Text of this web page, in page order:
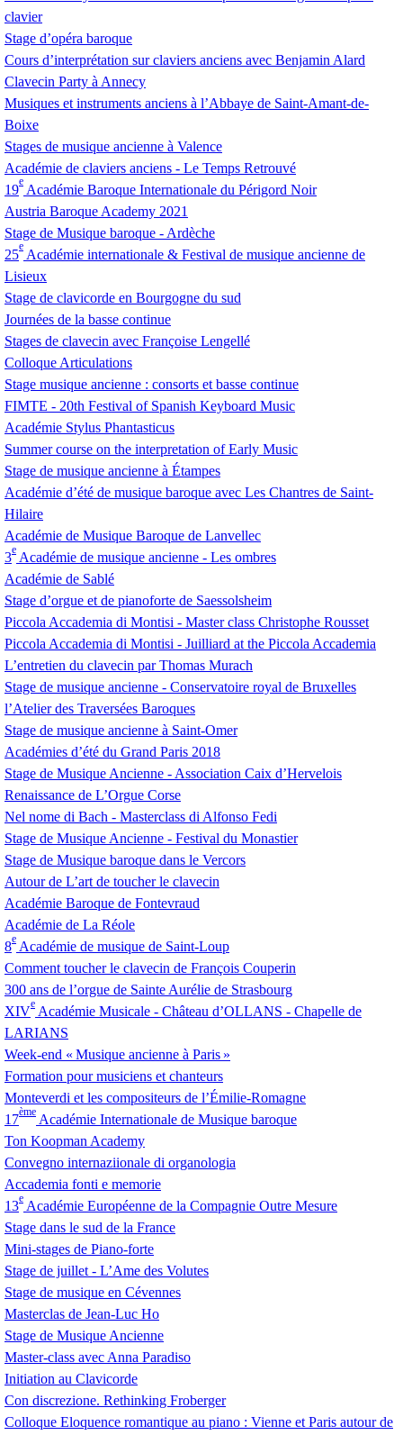
clavier
Stage d’opéra baroque
Cours d’interprétation sur claviers anciens avec Benjamin Alard
Clavecin Party à Annecy
Musiques et instruments anciens à l’Abbaye de Saint-Amant-de-
Boixe
Stages de musique ancienne à Valence
Académie de claviers anciens - Le Temps Retrouvé
19
e
Académie Baroque Internationale du Périgord Noir
Austria Baroque Academy 2021
Stage de Musique baroque - Ardèche
25
e
Académie internationale & Festival de musique ancienne de
Lisieux
Stage de clavicorde en Bourgogne du sud
Journées de la basse continue
Stages de clavecin avec Françoise Lengellé
Colloque Articulations
Stage musique ancienne : consorts et basse continue
FIMTE - 20th Festival of Spanish Keyboard Music
Académie Stylus Phantasticus
Summer course on the interpretation of Early Music
Stage de musique ancienne à Étampes
Académie d’été de musique baroque avec Les Chantres de Saint-
Hilaire
Académie de Musique Baroque de Lanvellec
3
e
Académie de musique ancienne - Les ombres
Académie de Sablé
Stage d’orgue et de pianoforte de Saessolsheim
Piccola Accademia di Montisi - Master class Christophe Rousset
Piccola Accademia di Montisi - Juilliard at the Piccola Accademia
L’entretien du clavecin par Thomas Murach
Stage de musique ancienne - Conservatoire royal de Bruxelles
l’Atelier des Traversées Baroques
Stage de musique ancienne à Saint-Omer
Académies d’été du Grand Paris 2018
Stage de Musique Ancienne - Association Caix d’Hervelois
Renaissance de L’Orgue Corse
Nel nome di Bach - Masterclass di Alfonso Fedi
Stage de Musique Ancienne - Festival du Monastier
Stage de Musique baroque dans le Vercors
Autour de L’art de toucher le clavecin
Académie Baroque de Fontevraud
Académie de La Réole
8
e
Académie de musique de Saint-Loup
Comment toucher le clavecin de François Couperin
300 ans de l’orgue de Sainte Aurélie de Strasbourg
XIV
e
Académie Musicale - Château d’OLLANS - Chapelle de
LARIANS
Week-end « Musique ancienne à Paris »
Formation pour musiciens et chanteurs
Monteverdi et les compositeurs de l’Émilie-Romagne
17
ème
Académie Internationale de Musique baroque
Ton Koopman Academy
Convegno internaziionale di organologia
Accademia fonti e memorie
13
e
Académie Européenne de la Compagnie Outre Mesure
Stage dans le sud de la France
Mini-stages de Piano-forte
Stage de juillet - L’Ame des Volutes
Stage de musique en Cévennes
Masterclas de Jean-Luc Ho
Stage de Musique Ancienne
Master-class avec Anna Paradiso
Initiation au Clavicorde
Con discrezione. Rethinking Froberger
Colloque Eloquence romantique au piano : Vienne et Paris autour de